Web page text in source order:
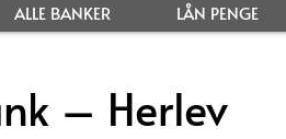
ALLE BANKER LÅN PENGE
– Herlev